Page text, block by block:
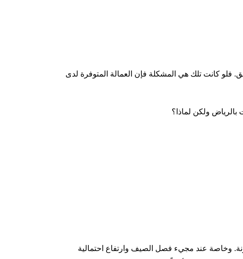
كانت تلك هي المشكلة فإن العمالة المتوفرة لدى
ولكن لماذا؟
وخاصة عند مجيء فصل الصيف وارتفاع احتمالية